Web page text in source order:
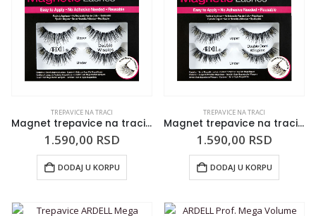
TREPAVICE NA TRACI
Magnet trepavice na traci ARDELL Magnetic Double Wispies
1.590,00 RSD
DODAJ U KORPU
TREPAVICE NA TRACI
Magnet trepavice na traci ARDELL Magnetic Double Demi Wispies
1.590,00 RSD
DODAJ U KORPU